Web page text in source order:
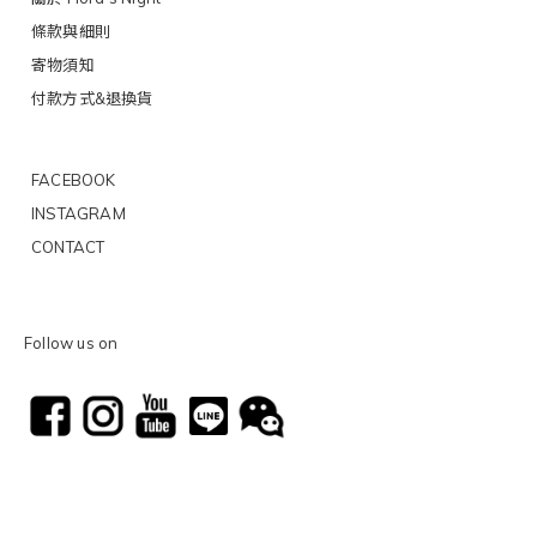
條款與細則
寄物須知
付款方式&退換貨
FACEBOOK
INSTAGRAM
CONTACT
Follow us on